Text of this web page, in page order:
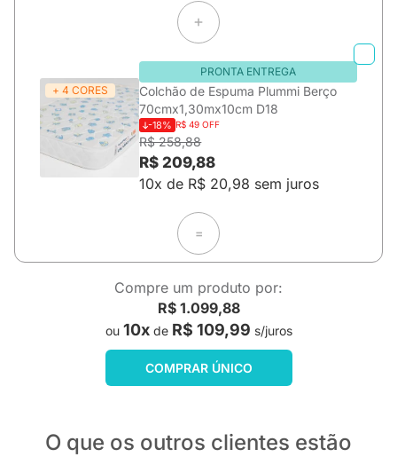
+ 4 CORES
PRONTA ENTREGA
Colchão de Espuma Plummi Berço
70cmx1,30mx10cm D18
-18% R$ 49 OFF
R$ 258,88
R$ 209,88
10x de R$ 20,98 sem juros
=
Compre um produto por:
R$ 1.099,88
ou 10xde R$ 109,99 s/juros
COMPRAR ÚNICO
O que os outros clientes estão